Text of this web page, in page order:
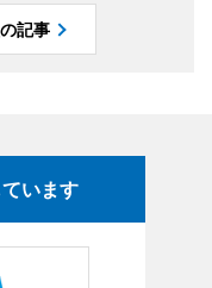
記事
います